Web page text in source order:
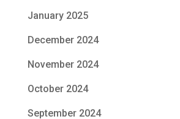
January 2025
December 2024
November 2024
October 2024
September 2024